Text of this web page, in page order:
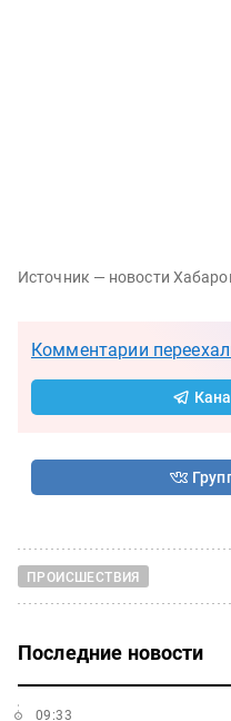
Источник — новости
Комментарии
ПРОИСШЕСТВИЯ
Последние новости
09:33